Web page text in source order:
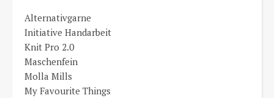
Alternativgarne
Initiative Handarbeit
Knit Pro 2.0
Maschenfein
Molla Mills
My Favourite Things